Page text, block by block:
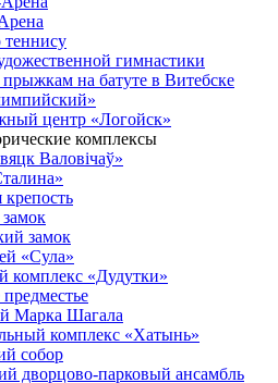
гимнастики
на батуте в Витебске
центр «Логойск»
комплексы
Валовічаў»
крепость
замок
«Сула»
комплекс «Дудутки»
Марка Шагала
комплекс «Хатынь»
собор
дворцово-парковый ансамбль